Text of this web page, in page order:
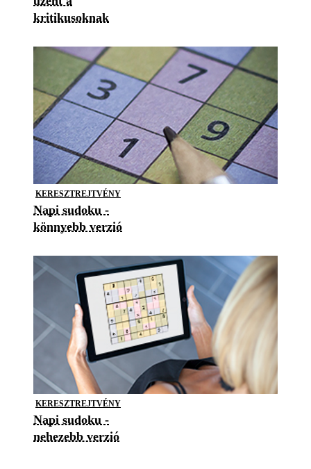
kritikusoknak
KERESZTREJTVÉNY
Napi sudoku -
könnyebb verzió
KERESZTREJTVÉNY
Napi sudoku -
nehezebb verzió